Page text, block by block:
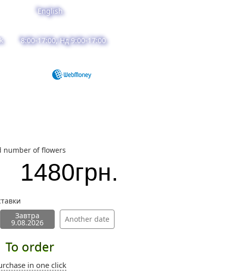
English
8:00-17:00, Нд 9:00-17:00
number of flowers
1480грн.
Завтра
9.08.2026 Another date
To order
in one click